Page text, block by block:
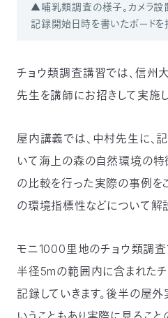
▲哺乳類調査の様子。カメラ設
記録開始日時を書いたボードを
チョウ類調査講習では、信州
先生を講師にお招きして実施し
屋内講義では、中村先生に、
いて海上の森の自然環境の特
の比較を行った実際の事例を
の環境指標性などについて解
モニ1000里地のチョウ類調査
半径5mの範囲内に含まれた
記録していきます。後半の屋外